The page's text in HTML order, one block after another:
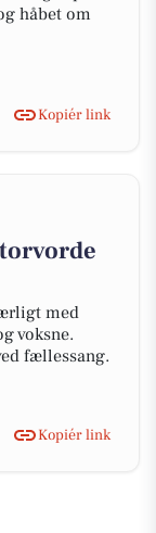
håbet om
Kopiér link
med
voksne.
fællessang.
Kopiér link